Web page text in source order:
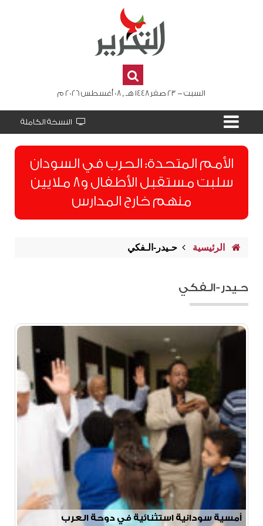
السبت - 23 صفر 1448 هـ , 08 أغسطس 2026 م
النسخة الكاملة
الأمم المتحدة: الحرب في السودان
سلبت مستقبل الأطفال و8 ملايين
منهم خارج المدارس
الرئيسية حـيدر-الـفكي
حـيدر-الـفكي
أمسية سودانية استثنائية في دوحة العرب